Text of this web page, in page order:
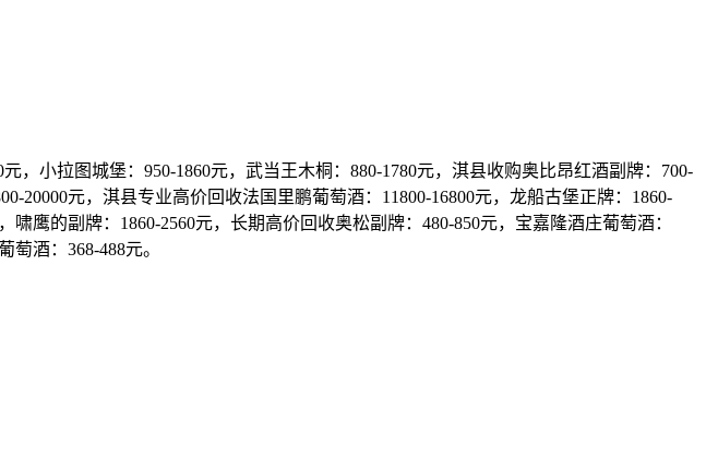
小拉图城堡：950-1860元，武当王木桐：880-1780元，淇县收购奥比昂红酒副牌：700-
20000元，淇县专业高价回收法国里鹏葡萄酒：11800-16800元，龙船古堡正牌：1860-
鹰的副牌：1860-2560元，长期高价回收奥松副牌：480-850元，宝嘉隆酒庄葡萄酒：
酒：368-488元。